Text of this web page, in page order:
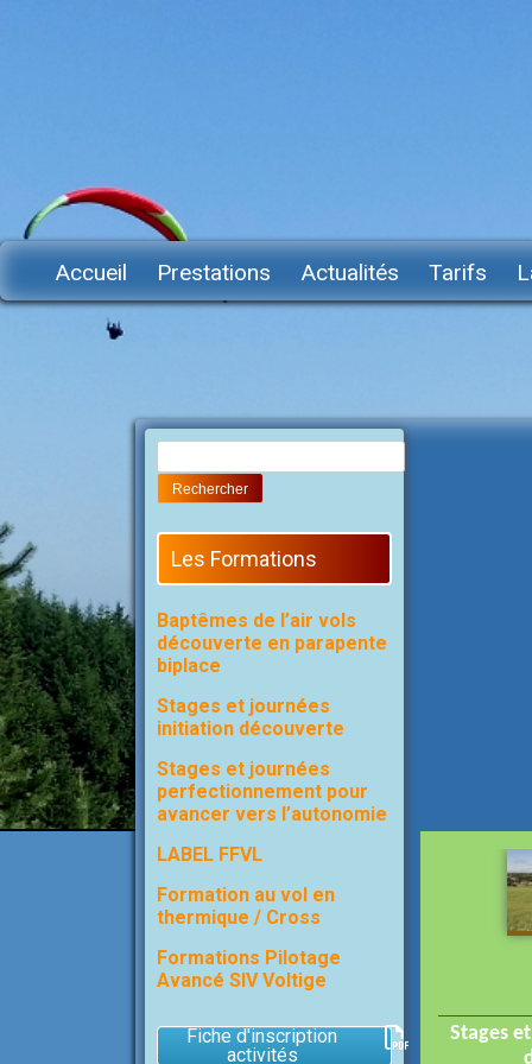
Accueil Prestations Actualités Tarifs
Stages
Rechercher :
Les Formations
Baptêmes de l’air vols
découverte en parapente
biplace
Stages et journées
initiation découverte
Stages et journées
perfectionnement pour
avancer vers l’autonomie
LABEL FFVL
Formation au vol en
thermique / Cross
Formations Pilotage
Avancé SIV Voltige
Fiche d'inscription
activités